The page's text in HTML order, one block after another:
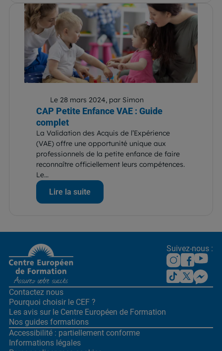
Le 28 mars 2024, par Simon
CAP Petite Enfance VAE : Guide
complet
La Validation des Acquis de l’Expérience
(VAE) offre une opportunité unique aux
professionnels de la petite enfance de faire
reconnaître officiellement leurs compétences.
Le...
Lire la suite
Suivez-nous :
Contactez nous
Pourquoi choisir le CEF ?
Les avis sur le Centre Européen de Formation
Nos guides formations
Accessibilité : partiellement conforme
Informations légales